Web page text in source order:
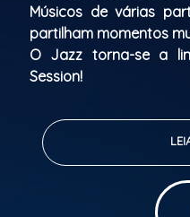
Músicos de várias
partilham momentos
O Jazz torna-se a
Session!
Abertura de portas:
Início do espetáculo:
The oldest JAM